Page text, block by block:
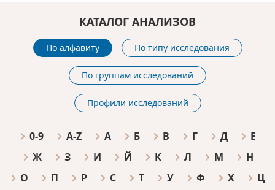
КАТАЛОГ АНАЛИЗОВ
По алфавиту По типу исследования
По группам исследований
Профили исследований
0-9 A-Z А Б В Г Д
Е
Ж
З И Й К Л М
Н
О
П Р С Т У Ф Х
Ц